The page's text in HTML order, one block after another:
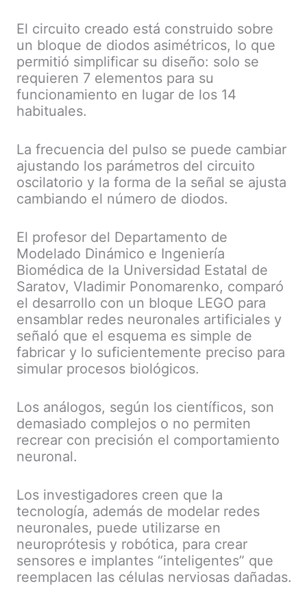
El circuito creado está construido sobre
un bloque de diodos asimétricos, lo que
permitió simplificar su diseño: solo se
requieren 7 elementos para su
funcionamiento en lugar de los 14
habituales.
La frecuencia del pulso se puede cambiar
ajustando los parámetros del circuito
oscilatorio y la forma de la señal se ajusta
cambiando el número de diodos.
El profesor del Departamento de
Modelado Dinámico e Ingeniería
Biomédica de la Universidad Estatal de
Saratov, Vladimir Ponomarenko, comparó
el desarrollo con un bloque LEGO para
ensamblar redes neuronales artificiales y
señaló que el esquema es simple de
fabricar y lo suficientemente preciso para
simular procesos biológicos.
Los análogos, según los científicos, son
demasiado complejos o no permiten
recrear con precisión el comportamiento
neuronal.
Los investigadores creen que la
tecnología, además de modelar redes
neuronales, puede utilizarse en
neuroprótesis y robótica, para crear
sensores e implantes “inteligentes” que
reemplacen las células nerviosas dañadas.